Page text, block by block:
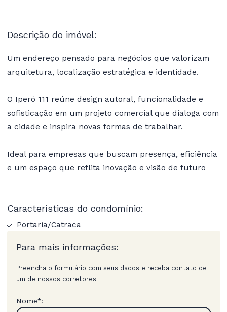
Descrição do imóvel:
Um endereço pensado para negócios que valorizam
arquitetura, localização estratégica e identidade.
O Iperó 111 reúne design autoral, funcionalidade e
sofisticação em um projeto comercial que dialoga com
a cidade e inspira novas formas de trabalhar.
Ideal para empresas que buscam presença, eficiência
e um espaço que reflita inovação e visão de futuro
Características do condomínio:
Portaria/Catraca
Para mais informações:
Preencha o formulário com seus dados e receba contato de
um de nossos corretores
Nome*: